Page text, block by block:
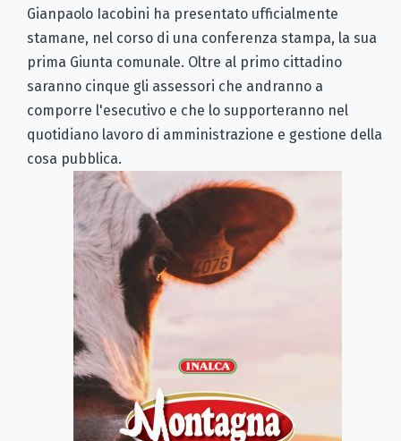
Gianpaolo Iacobini ha presentato ufficialmente
stamane, nel corso di una conferenza stampa, la sua
prima Giunta comunale. Oltre al primo cittadino
saranno cinque gli assessori che andranno a
comporre l'esecutivo e che lo supporteranno nel
quotidiano lavoro di amministrazione e gestione della
cosa pubblica.